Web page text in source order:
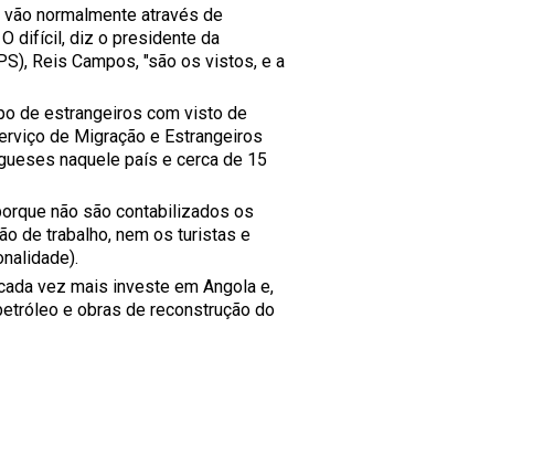
normalmente através de
difícil, diz o presidente da
Reis Campos, "são os vistos, e a
de estrangeiros com visto de
de Migração e Estrangeiros
naquele país e cerca de 15
não são contabilizados os
de trabalho, nem os turistas e
vez mais investe em Angola e,
e obras de reconstrução do